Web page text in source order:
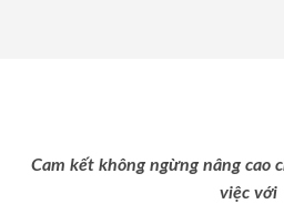
Cam kết không ngừng nâng cao
việc với